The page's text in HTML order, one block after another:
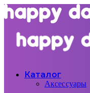
Каталог
Аксессуары